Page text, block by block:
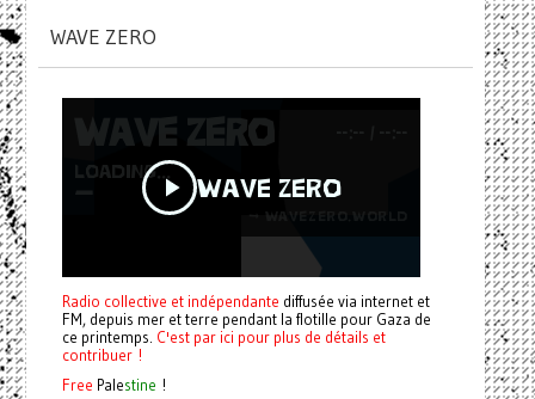
WAVE ZERO
Radio collective et indépendante diffusée via internet et
FM, depuis mer et terre pendant la flotille pour Gaza de
ce printemps. C'est par ici pour plus de détails et
contribuer !
Free Palestine !